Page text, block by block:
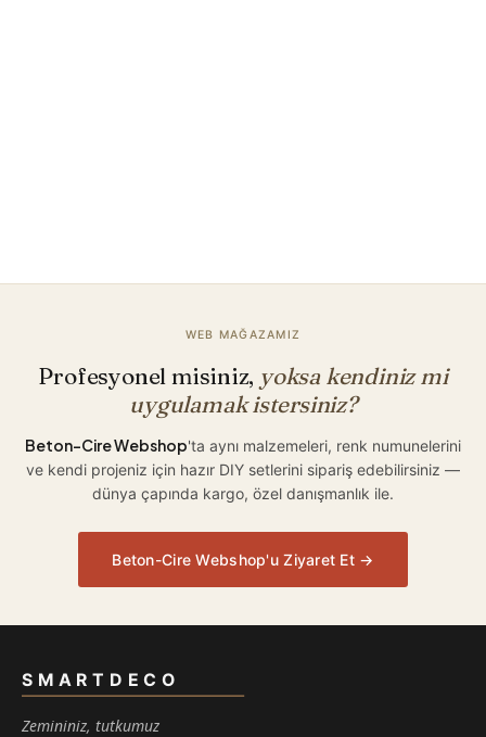
WEB MAĞAZAMIZ
Profesyonel misiniz, yoksa kendiniz mi
uygulamak istersiniz?
Beton-Cire Webshop'ta aynı malzemeleri, renk numunelerini
ve kendi projeniz için hazır DIY setlerini sipariş edebilirsiniz —
dünya çapında kargo, özel danışmanlık ile.
Beton-Cire Webshop'u Ziyaret Et →
SMARTDECO
Zemininiz, tutkumuz